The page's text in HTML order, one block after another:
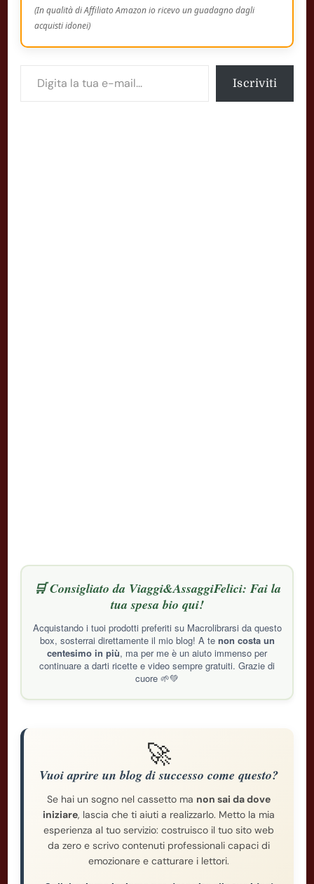
(In qualità di Affiliato Amazon io ricevo un guadagno dagli
acquisti idonei)
Iscriviti
🛒 Consigliato da Viaggi&AssaggiFelici: Fai la
tua spesa bio qui!
Acquistando i tuoi prodotti preferiti su Macrolibrarsi da questo
box, sosterrai direttamente il mio blog! A te non costa un
centesimo in più, ma per me è un aiuto immenso per
continuare a darti ricette e video sempre gratuiti. Grazie di
cuore 🌱💚
🚀
Vuoi aprire un blog di successo come questo?
Se hai un sogno nel cassetto ma non sai da dove
iniziare, lascia che ti aiuti a realizzarlo. Metto la mia
esperienza al tuo servizio: costruisco il tuo sito web
da zero e scrivo contenuti professionali capaci di
emozionare e catturare i lettori.